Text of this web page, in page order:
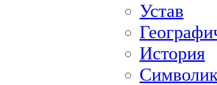
Устав
История